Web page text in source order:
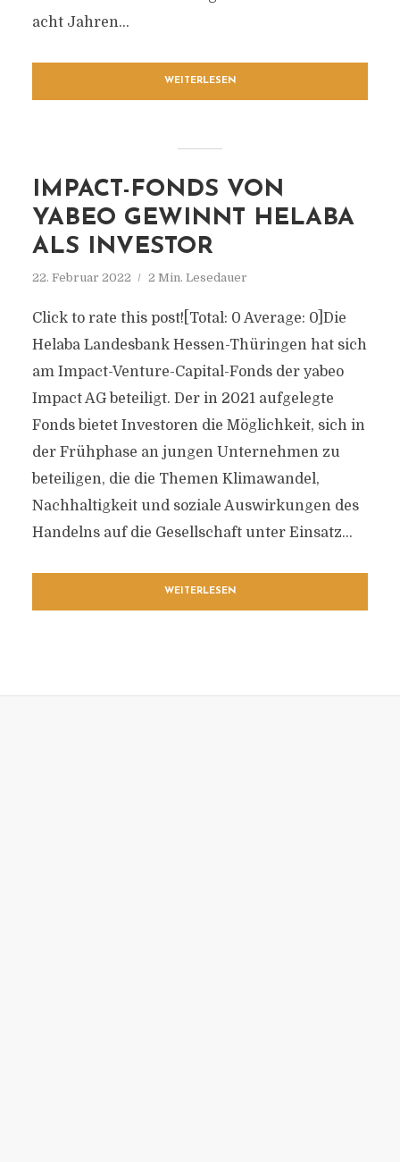
acht Jahren...
WEITERLESEN
IMPACT-FONDS VON
YABEO GEWINNT HELABA
ALS INVESTOR
22. Februar 2022 2 Min. Lesedauer
Click to rate this post![Total: 0 Average: 0]Die
Helaba Landesbank Hessen-Thüringen hat sich
am Impact-Venture-Capital-Fonds der yabeo
Impact AG beteiligt. Der in 2021 aufgelegte
Fonds bietet Investoren die Möglichkeit, sich in
der Frühphase an jungen Unternehmen zu
beteiligen, die die Themen Klimawandel,
Nachhaltigkeit und soziale Auswirkungen des
Handelns auf die Gesellschaft unter Einsatz...
WEITERLESEN